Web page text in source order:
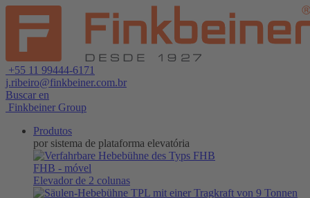
+55 11 99444-6171
j.ribeiro@finkbeiner.com.br
Buscar en
Finkbeiner Group
Produtos
por sistema de plataforma elevatória
FHB - móvel
Elevador de 2 colunas